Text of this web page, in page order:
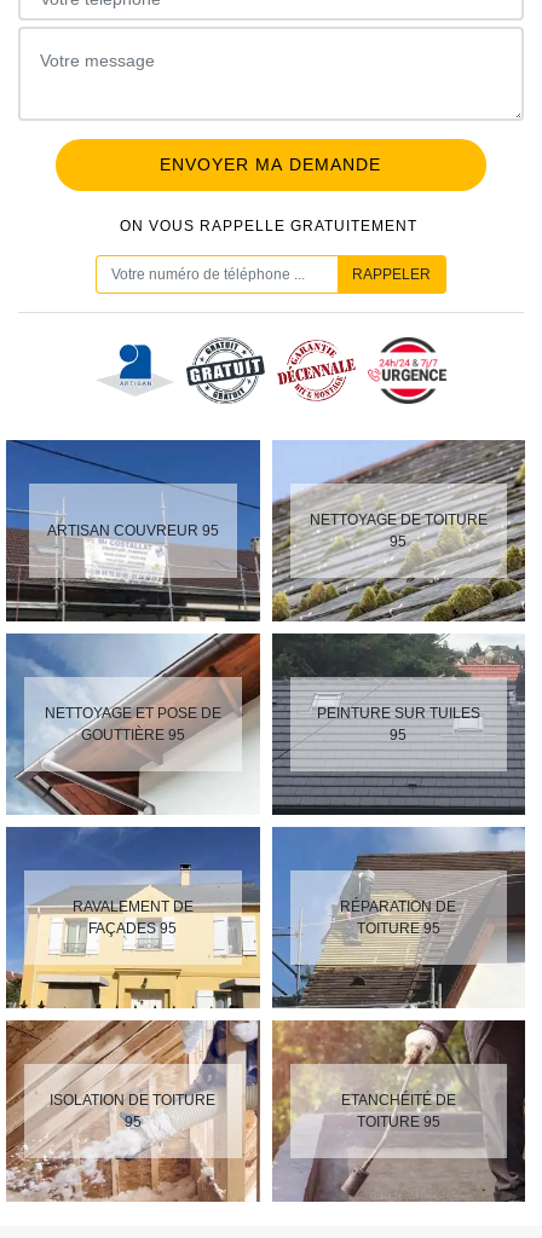
ON VOUS RAPPELLE GRATUITEMENT
ARTISAN COUVREUR 95
NETTOYAGE DE TOITURE
95
NETTOYAGE ET POSE DE
GOUTTIÈRE 95
PEINTURE SUR TUILES
95
RAVALEMENT DE
FAÇADES 95
RÉPARATION DE
TOITURE 95
ISOLATION DE TOITURE
95
ETANCHÉITÉ DE
TOITURE 95